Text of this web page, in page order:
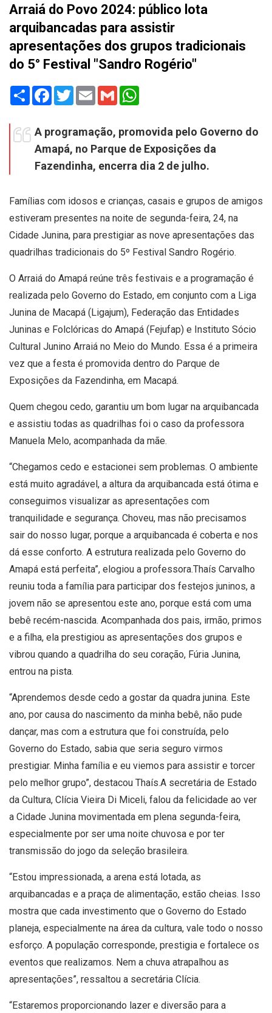
Arraiá do Povo 2024: público lota
arquibancadas para assistir
apresentações dos grupos tradicionais
do 5° Festival "Sandro Rogério"
Share Facebook
TwitterEmail Gmail
A programação, promovida pelo Governo do
Amapá, no Parque de Exposições da
Fazendinha, encerra dia 2 de julho.
Famílias com idosos e crianças, casais e grupos de amigos
estiveram presentes na noite de segunda-feira, 24, na
Cidade Junina, para prestigiar as nove apresentações das
quadrilhas tradicionais do 5º Festival Sandro Rogério.
O Arraiá do Amapá reúne três festivais e a programação é
realizada pelo Governo do Estado, em conjunto com a Liga
Junina de Macapá (Ligajum), Federação das Entidades
Juninas e Folclóricas do Amapá (Fejufap) e Instituto Sócio
Cultural Junino Arraiá no Meio do Mundo. Essa é a primeira
vez que a festa é promovida dentro do Parque de
Exposições da Fazendinha, em Macapá.
Quem chegou cedo, garantiu um bom lugar na arquibancada
e assistiu todas as quadrilhas foi o caso da professora
Manuela Melo, acompanhada da mãe.
“Chegamos cedo e estacionei sem problemas. O ambiente
está muito agradável, a altura da arquibancada está ótima e
conseguimos visualizar as apresentações com
tranquilidade e segurança. Choveu, mas não precisamos
sair do nosso lugar, porque a arquibancada é coberta e nos
dá esse conforto. A estrutura realizada pelo Governo do
Amapá está perfeita”, elogiou a professora.Thaís Carvalho
reuniu toda a família para participar dos festejos juninos, a
jovem não se apresentou este ano, porque está com uma
bebê recém-nascida. Acompanhada dos pais, irmão, primos
e a filha, ela prestigiou as apresentações dos grupos e
vibrou quando a quadrilha do seu coração, Fúria Junina,
entrou na pista.
“Aprendemos desde cedo a gostar da quadra junina. Este
ano, por causa do nascimento da minha bebê, não pude
dançar, mas com a estrutura que foi construída, pelo
Governo do Estado, sabia que seria seguro virmos
prestigiar. Minha família e eu viemos para assistir e torcer
pelo melhor grupo”, destacou Thaís.A secretária de Estado
da Cultura, Clícia Vieira Di Miceli, falou da felicidade ao ver
a Cidade Junina movimentada em plena segunda-feira,
especialmente por ser uma noite chuvosa e por ter
transmissão do jogo da seleção brasileira.
“Estou impressionada, a arena está lotada, as
arquibancadas e a praça de alimentação, estão cheias. Isso
mostra que cada investimento que o Governo do Estado
planeja, especialmente na área da cultura, vale todo o nosso
esforço. A população corresponde, prestigia e fortalece os
eventos que realizamos. Nem a chuva atrapalhou as
apresentações”, ressaltou a secretária Clícia.
“Estaremos proporcionando lazer e diversão para a